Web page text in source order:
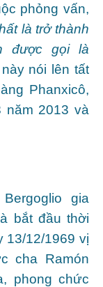
phỏng vấn,
là trở thành
được gọi là
nói lên tất
Phanxicô,
năm 2013 và
gia
bắt đầu thời
13/12/1969 vị
cha Ramón
phong chức